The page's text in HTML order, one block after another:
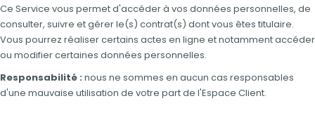
Ce Service vous permet d'accéder à vos données personnelles, de
consulter, suivre et gérer le(s) contrat(s) dont vous êtes titulaire.
Vous pourrez réaliser certains actes en ligne et notamment accéder
ou modifier certaines données personnelles.
Responsabilité : nous ne sommes en aucun cas responsables
d'une mauvaise utilisation de votre part de l'Espace Client.